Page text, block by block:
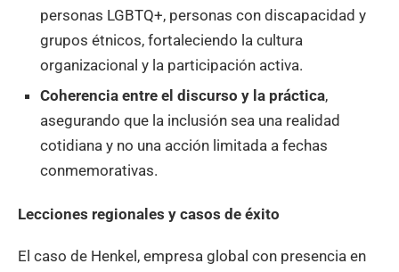
personas LGBTQ+, personas con discapacidad y
grupos étnicos, fortaleciendo la cultura
organizacional y la participación activa.
Coherencia entre el discurso y la práctica,
asegurando que la inclusión sea una realidad
cotidiana y no una acción limitada a fechas
conmemorativas.
Lecciones regionales y casos de éxito
El caso de Henkel, empresa global con presencia en